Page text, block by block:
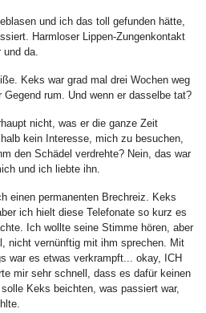
und ich das toll gefunden hätte,
Harmloser Lippen-Zungenkontakt
da.
Keks war grad mal drei Wochen weg
rum. Und wenn er dasselbe tat?
nicht, was er die ganze Zeit
kein Interesse, mich zu besuchen,
den Schädel verdrehte? Nein, das war
und ich liebte ihn.
einen permanenten Brechreiz. Keks
ich hielt diese Telefonate so kurz es
Ich wollte seine Stimme hören, aber
nicht vernünftig mit ihm sprechen. Mit
war es etwas verkrampft... okay, ICH
mir sehr schnell, dass es dafür keinen
Keks beichten, was passiert war,